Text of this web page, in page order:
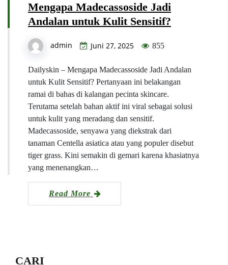
Mengapa Madecassoside Jadi
Andalan untuk Kulit Sensitif?
admin Juni 27, 2025 855
Dailyskin – Mengapa Madecassoside Jadi Andalan
untuk Kulit Sensitif? Pertanyaan ini belakangan
ramai di bahas di kalangan pecinta skincare.
Terutama setelah bahan aktif ini viral sebagai solusi
untuk kulit yang meradang dan sensitif.
Madecassoside, senyawa yang diekstrak dari
tanaman Centella asiatica atau yang populer disebut
tiger grass. Kini semakin di gemari karena khasiatnya
yang menenangkan…
Read More
CARI